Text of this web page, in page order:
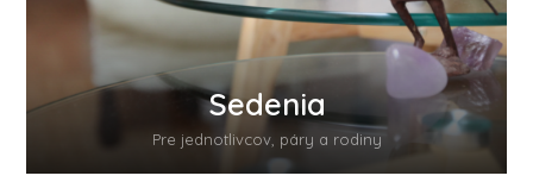
Sedenia
Pre jednotlivcov, páry a rodiny